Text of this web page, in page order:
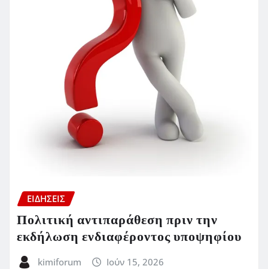
ΕΙΔΗΣΕΙΣ
Πολιτική αντιπαράθεση πριν την
εκδήλωση ενδιαφέροντος υποψηφίου
kimiforum Ιούν 15, 2026